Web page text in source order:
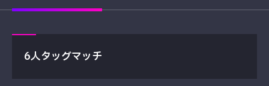
6人タッグマッチ